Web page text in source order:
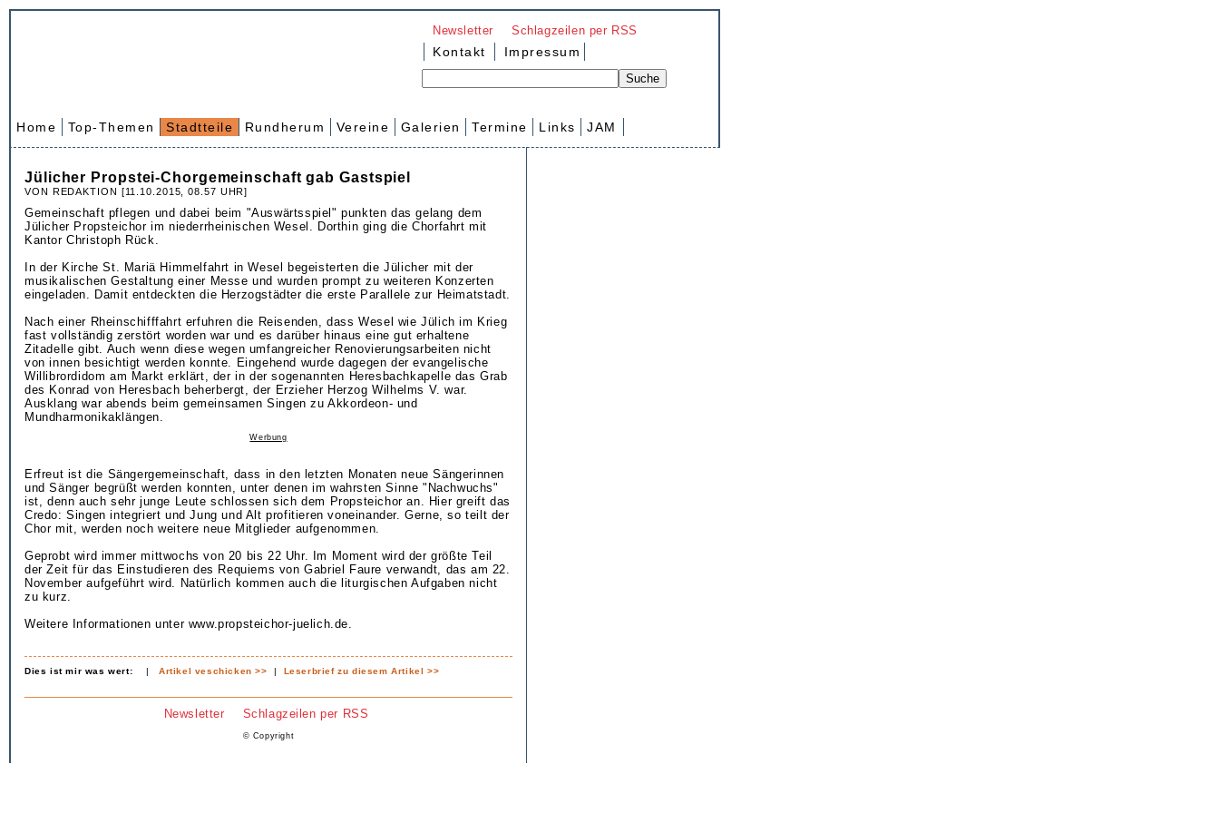
Newsletter Schlagzeilen per RSS
Kontakt Impressum
Home Top-Themen Stadtteile Rundherum Vereine Galerien Termine Links JAM
Jülicher Propstei-Chorgemeinschaft gab Gastspiel
VON REDAKTION [11.10.2015, 08.57 UHR]
Gemeinschaft pflegen und dabei beim "Auswärtsspiel" punkten das gelang dem
Jülicher Propsteichor im niederrheinischen Wesel. Dorthin ging die Chorfahrt mit
Kantor Christoph Rück.
In der Kirche St. Mariä Himmelfahrt in Wesel begeisterten die Jülicher mit der
musikalischen Gestaltung einer Messe und wurden prompt zu weiteren Konzerten
eingeladen. Damit entdeckten die Herzogstädter die erste Parallele zur Heimatstadt.
Nach einer Rheinschifffahrt erfuhren die Reisenden, dass Wesel wie Jülich im Krieg
fast vollständig zerstört worden war und es darüber hinaus eine gut erhaltene
Zitadelle gibt. Auch wenn diese wegen umfangreicher Renovierungsarbeiten nicht
von innen besichtigt werden konnte. Eingehend wurde dagegen der evangelische
Willibrordidom am Markt erklärt, der in der sogenannten Heresbachkapelle das Grab
des Konrad von Heresbach beherbergt, der Erzieher Herzog Wilhelms V. war.
Ausklang war abends beim gemeinsamen Singen zu Akkordeon- und
Mundharmonikaklängen.
Werbung
Erfreut ist die Sängergemeinschaft, dass in den letzten Monaten neue Sängerinnen
und Sänger begrüßt werden konnten, unter denen im wahrsten Sinne "Nachwuchs"
ist, denn auch sehr junge Leute schlossen sich dem Propsteichor an. Hier greift das
Credo: Singen integriert und Jung und Alt profitieren voneinander. Gerne, so teilt der
Chor mit, werden noch weitere neue Mitglieder aufgenommen.
Geprobt wird immer mittwochs von 20 bis 22 Uhr. Im Moment wird der größte Teil
der Zeit für das Einstudieren des Requiems von Gabriel Faure verwandt, das am 22.
November aufgeführt wird. Natürlich kommen auch die liturgischen Aufgaben nicht
zu kurz.
Weitere Informationen unter www.propsteichor-juelich.de.
Dies ist mir was wert: |Artikel veschicken >> | Leserbrief zu diesem Artikel >>
Newsletter Schlagzeilen per RSS
© Copyright